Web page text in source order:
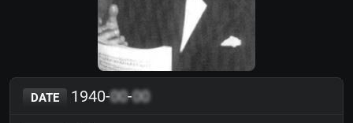
DATE 1940-00-00